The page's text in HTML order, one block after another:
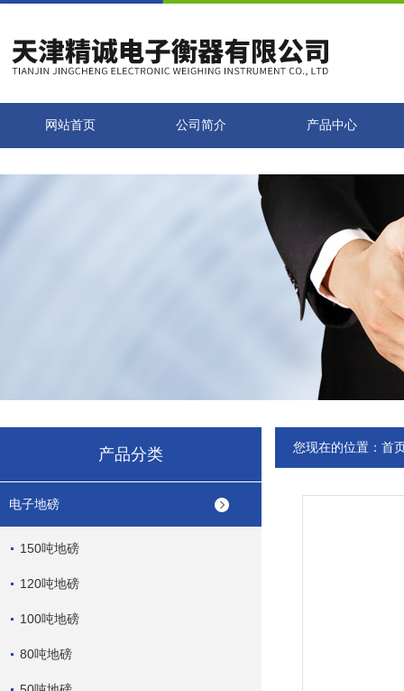
网站首页 公司简介 产品中心
产品分类
电子地磅
150吨地磅
120吨地磅
100吨地磅
80吨地磅
您现在的位置： 首